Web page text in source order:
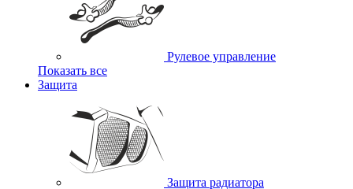
Рулевое управление
Показать все
Защита
Защита радиатора